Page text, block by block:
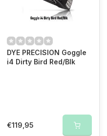
DYE PRECISION Goggle
i4 Dirty Bird Red/Blk
€119,95